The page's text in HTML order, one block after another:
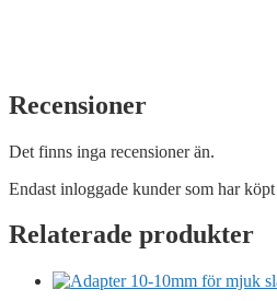
Recensioner
Det finns inga recensioner än.
Endast inloggade kunder som har
Relaterade produkter